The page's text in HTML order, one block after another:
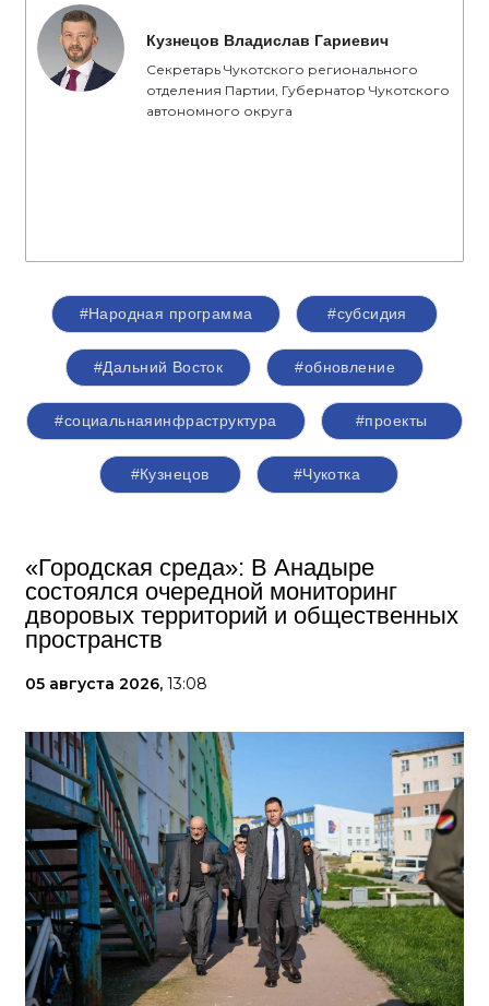
Кузнецов Владислав Гариевич
Секретарь Чукотского регионального
отделения Партии, Губернатор Чукотского
автономного округа
#Народная программа #субсидия
#Дальний Восток #обновление
#социальнаяинфраструктура #проекты
#Кузнецов #Чукотка
«Городская среда»: В Анадыре
состоялся очередной мониторинг
дворовых территорий и общественных
пространств
05 августа 2026, 13:08